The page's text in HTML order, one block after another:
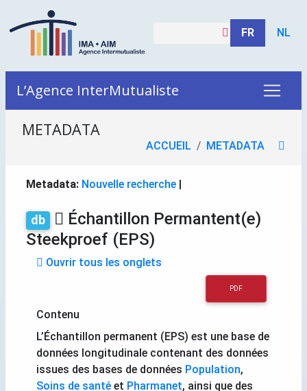
FR NL
L’Agence InterMutualiste
METADATA
ACCUEIL METADATA
Metadata: Nouvelle recherche |
db
Échantillon Permantent(e)
Steekproef (EPS)
Ouvrir tous les onglets
PDF
Contenu
L’Échantillon permanent (EPS) est une base de
données longitudinale contenant des données
issues des bases de données Population,
Soins de santé et Pharmanet, ainsi que des